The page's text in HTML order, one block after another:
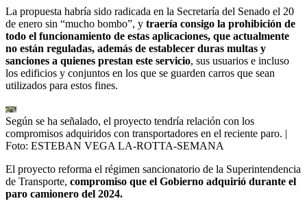
La propuesta habría sido radicada en la Secretaría del Senado el 20
de enero sin “mucho bombo”, y traería consigo la prohibición de
todo el funcionamiento de estas aplicaciones, que actualmente
no están reguladas, además de establecer duras multas y
sanciones a quienes prestan este servicio, sus usuarios e incluso
los edificios y conjuntos en los que se guarden carros que sean
utilizados para estos fines.
Según se ha señalado, el proyecto tendría relación con los
compromisos adquiridos con transportadores en el reciente paro. |
Foto: ESTEBAN VEGA LA-ROTTA-SEMANA
El proyecto reforma el régimen sancionatorio de la Superintendencia
de Transporte, compromiso que el Gobierno adquirió durante el
paro camionero del 2024.